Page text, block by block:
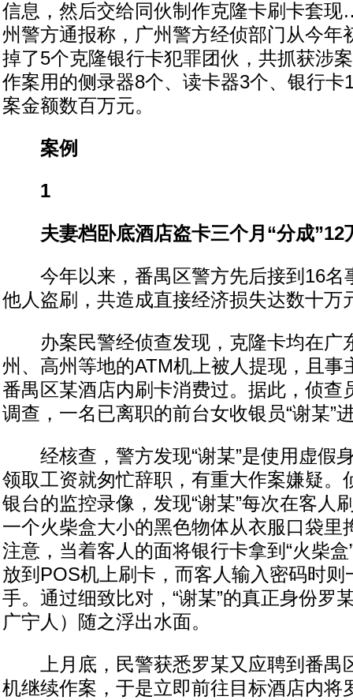
信息，然后交给同伙制作克隆卡刷卡套
州警方通报称，广州警方经侦部门从今年
掉了5个克隆银行卡犯罪团伙，共抓获涉
作案用的侧录器8个、读卡器3个、银行卡
案金额数百万元。
案例
1
夫妻档卧底酒店盗卡三个月“分成”12
今年以来，番禺区警方先后接到16名
他人盗刷，共造成直接经济损失达数十万
办案民警经侦查发现，克隆卡均在广
州、高州等地的ATM机上被人提现，且事
番禺区某酒店内刷卡消费过。据此，侦查
调查，一名已离职的前台女收银员“谢某”
经核查，警方发现“谢某”是使用虚假
领取工资就匆忙辞职，有重大作案嫌疑。
银台的监控录像，发现“谢某”每次在客人
一个火柴盒大小的黑色物体从衣服口袋里
注意，当着客人的面将银行卡拿到“火柴
放到POS机上刷卡，而客人输入密码时则
手。通过细致比对，“谢某”的真正身份罗
广宁人）随之浮出水面。
上月底，民警获悉罗某又应聘到番禺
机继续作案，于是立即前往目标酒店内将